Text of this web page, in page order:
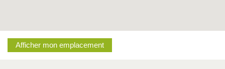
Afficher mon emplacement